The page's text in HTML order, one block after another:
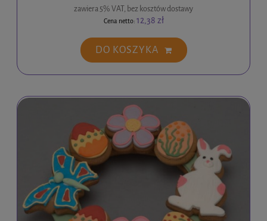
zawiera 5% VAT, bez kosztów dostawy
Cena netto: 12,38 zł
DO KOSZYKA